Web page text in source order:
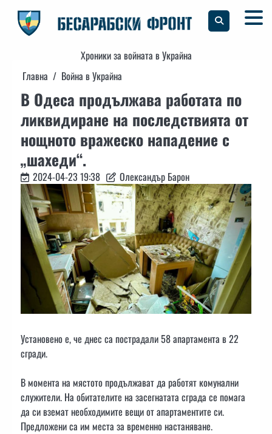
content
Хроники за войната в Украйна
Главна
Война в Украйна
В Одеса продължава работата по
ликвидиране на последствията от
нощното вражеско нападение с
„шахеди“.
2024-04-23 19:38 Олександър Барон
Установено е, че днес са пострадали 58 апартамента в 22
сгради.
В момента на мястото продължават да работят комунални
служители. На обитателите на засегнатата сграда се помага
да си вземат необходимите вещи от апартаментите си.
Предложени са им места за временно настаняване.